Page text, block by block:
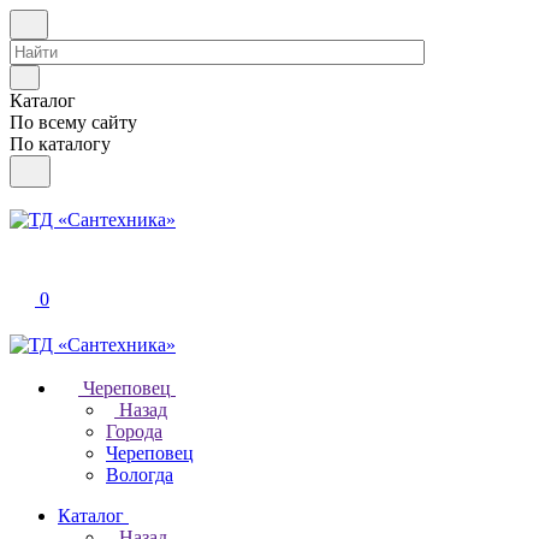
Каталог
По всему сайту
По каталогу
0
Череповец
Назад
Города
Череповец
Вологда
Каталог